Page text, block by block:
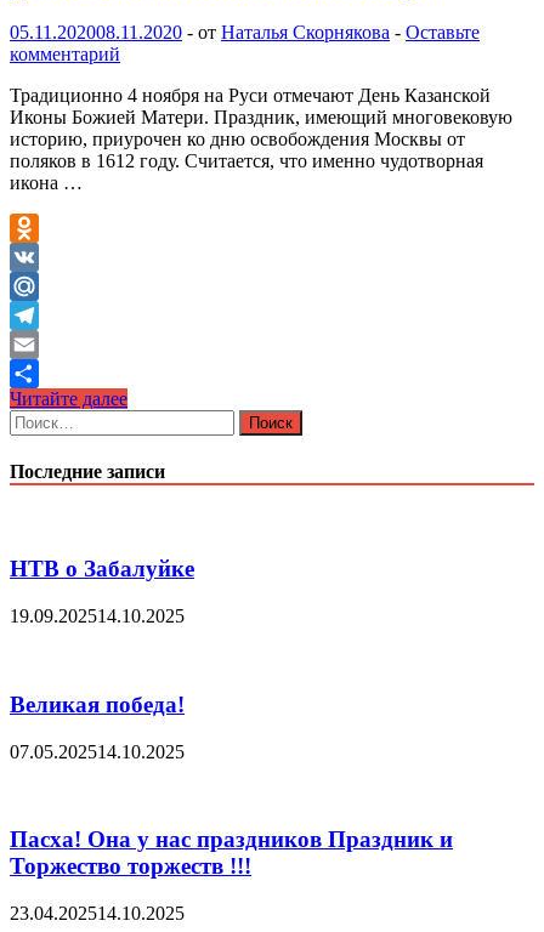
05.11.202008.11.2020 - от Наталья Скорнякова - Оставьте
комментарий
Традиционно 4 ноября на Руси отмечают День Казанской
Иконы Божией Матери. Праздник, имеющий многовековую
историю, приурочен ко дню освобождения Москвы от
поляков в 1612 году. Считается, что именно чудотворная
икона …
Odnoklassniki
VK
Mail.Ru
Telegram
Email
Отправить
День
Казанской
иконы
Божией
Матери
Читайте далее
Найти:
Последние записи
НТВ о Забалуйке
19.09.202514.10.2025
Великая победа!
07.05.202514.10.2025
Пасха! Она у нас праздников Праздник и
Торжество торжеств !!!
23.04.202514.10.2025